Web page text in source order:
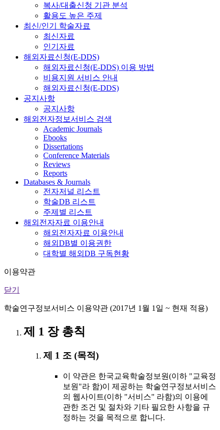
복사/대출신청 기관 분석
활용도 높은 주제
최신/인기 학술자료
최신자료
인기자료
해외자료신청(E-DDS)
해외자료신청(E-DDS) 이용 방법
비용지원 서비스 안내
해외자료신청(E-DDS)
공지사항
공지사항
해외전자정보서비스 검색
Academic Journals
Ebooks
Dissertations
Conference Materials
Reviews
Reports
Databases & Journals
전자저널 리스트
학술DB 리스트
주제별 리스트
해외전자자료 이용안내
해외전자자료 이용안내
해외DB별 이용권한
대학별 해외DB 구독현황
이용약관
닫기
학술연구정보서비스 이용약관 (2017년 1월 1일 ~ 현재 적용)
제 1 장 총칙
제 1 조 (목적)
이 약관은 한국교육학술정보원(이하 "교육정
보원"라 함)이 제공하는 학술연구정보서비스
의 웹사이트(이하 "서비스" 라함)의 이용에
관한 조건 및 절차와 기타 필요한 사항을 규
정하는 것을 목적으로 합니다.